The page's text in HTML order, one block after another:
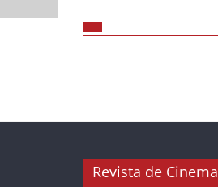
Revista de Cinema